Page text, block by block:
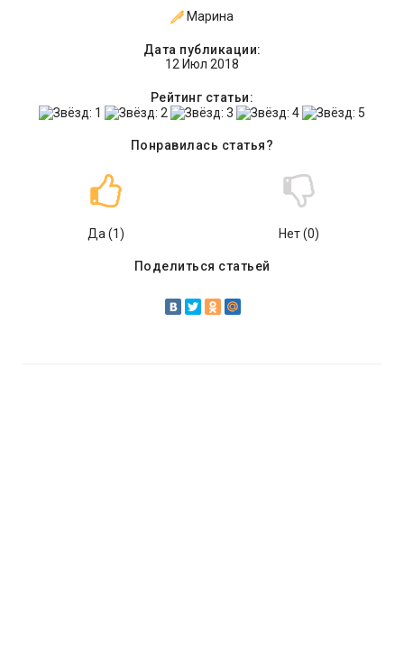
Марина
Дата публикации:
12 Июл 2018
Рейтинг статьи:
Понравилась статья?
Да (1) Нет (0)
Поделиться статьей